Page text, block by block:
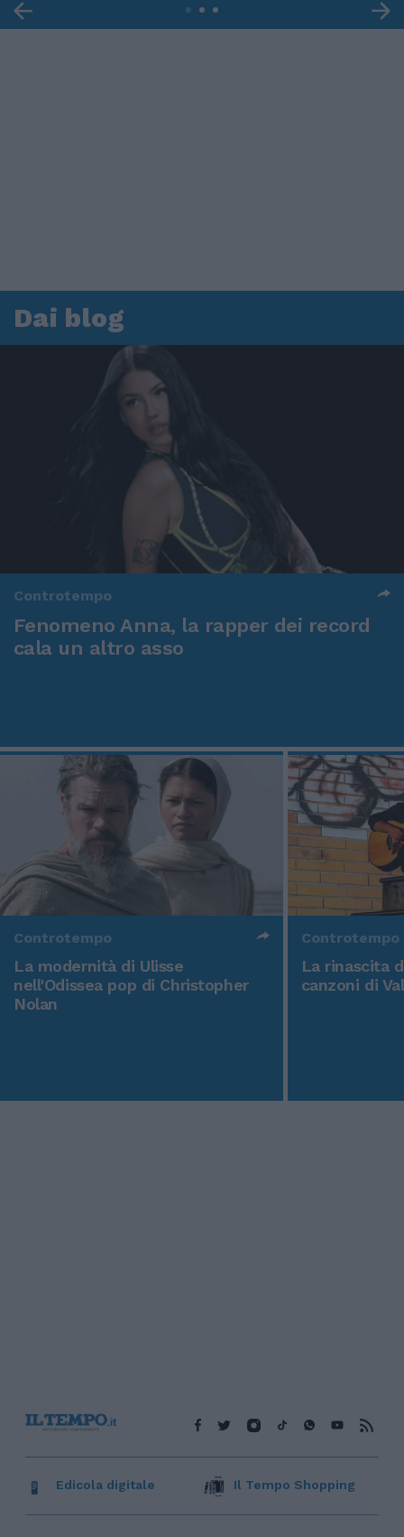
Dai blog
Controtempo
Fenomeno Anna, la rapper dei record
cala un altro asso
Controtempo
La modernità di Ulisse
nell'Odissea pop di Christopher
Nolan
Controtempo
La rinascita
canzoni di
Edicola digitale Il Tempo Shopping